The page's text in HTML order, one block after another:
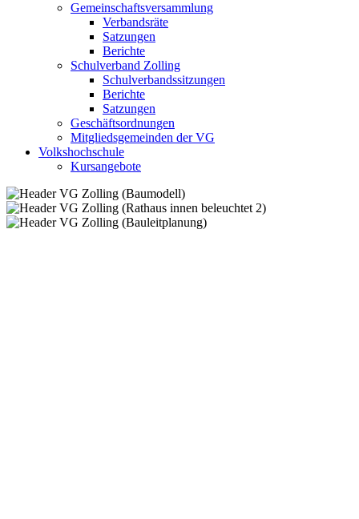
Gemeinschaftsversammlung
Verbandsräte
Satzungen
Berichte
Schulverband Zolling
Schulverbandssitzungen
Berichte
Satzungen
Geschäftsordnungen
Mitgliedsgemeinden der VG
Volkshochschule
Kursangebote